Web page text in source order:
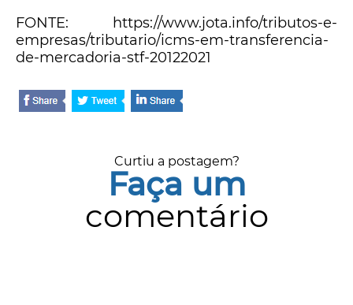
FONTE: https://www.jota.info/tributos-e-
empresas/tributario/icms-em-transferencia-
de-mercadoria-stf-20122021
Curtiu a postagem?
Faça um
comentário